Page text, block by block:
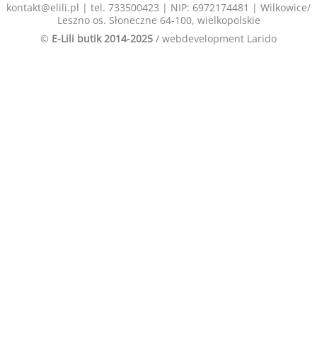
kontakt@elili.pl | tel. 733500423 | NIP: 6972174481 | Wilkowice/
Leszno os. Słoneczne 64-100, wielkopolskie
© E-Lili butik 2014-2025 / webdevelopment Larido